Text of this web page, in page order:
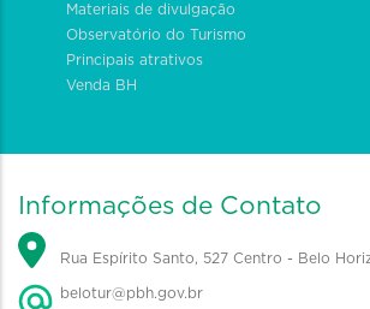
Materiais de divulgação
Observatório do Turismo
Principais atrativos
Venda BH
Informações de Contato
Rua Espírito Santo, 527 Centro - Belo
belotur@pbh.gov.br